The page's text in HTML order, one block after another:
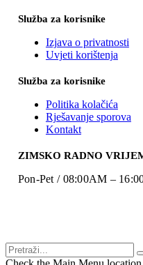
Služba za korisnike
Izjava o privatnosti
Uvjeti korištenja
Služba za korisnike
Politika kolačića
Rješavanje sporova
Kontakt
ZIMSKO RADNO
Pon-Pet / 08:00AM –